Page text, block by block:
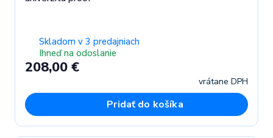
Skladom v 3 predajniach
Ihneď na odoslanie
208,00 €
vrátane DPH
Pridať do košíka